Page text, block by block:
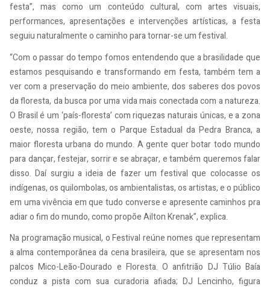
festa”, mas como um conteúdo cultural, com artes visuais,
performances, apresentações e intervenções artísticas, a festa
seguiu naturalmente o caminho para tornar-se um festival.
“Com o passar do tempo fomos entendendo que a brasilidade que
estamos pesquisando e transformando em festa, também tem a
ver com a preservação do meio ambiente, dos saberes dos povos
da floresta, da busca por uma vida mais conectada com a natureza.
O Brasil é um ‘país-floresta’ com riquezas naturais únicas, e a zona
oeste, nossa região, tem o Parque Estadual da Pedra Branca, a
maior floresta urbana do mundo. A gente quer botar todo mundo
para dançar, festejar, sorrir e se abraçar, e também queremos falar
disso. Daí surgiu a ideia de fazer um festival que colocasse os
indígenas, os quilombolas, os ambientalistas, os artistas, e o público
em uma vivência em que tudo converse e apresente caminhos pra
adiar o fim do mundo, como propõe Ailton Krenak”, explica.
Na programação musical, o Festival reúne nomes que representam
a alma contemporânea da cena brasileira, que se apresentam nos
palcos Mico-Leão-Dourado e Floresta. O anfitrião DJ Túlio Baía
conduz a pista com sua curadoria afiada; DJ Lencinho, figura